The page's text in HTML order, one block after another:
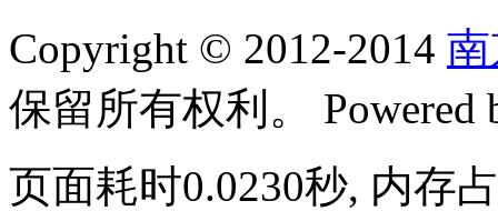
Copyright © 2012-2014
保留所有权利。 Powered
页面耗时0.0230秒, 内存